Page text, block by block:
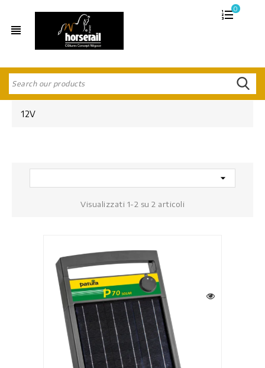
view_headline
0
12V

Visualizzati 1-2 su 2 articoli